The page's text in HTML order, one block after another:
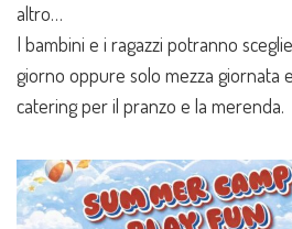
altro…
I bambini e i ragazzi potranno
giorno oppure solo mezza giornata
catering per il pranzo e la merenda.